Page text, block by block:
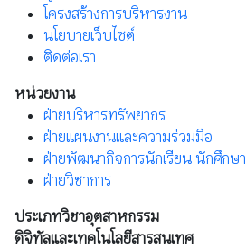
โครงสร้างการบริหารงาน
นโยบายเว็บไซต์
ติดต่อเรา
หน่วยงาน
ฝ่ายบริหารทรัพยากร
ฝ่ายแผนงานและความร่วมมือ
ฝ่ายพัฒนากิจการนักเรียน นักศึกษา
ฝ่ายวิชาการ
ประเภทวิชาอุตสาหกรรม
ดิจิทัลและเทคโนโลยีสารสนเทศ